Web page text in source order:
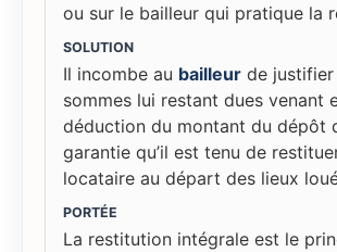
ou sur le bailleur qui pratique la
SOLUTION
Il incombe au bailleur de justifier
sommes lui restant dues venant
déduction du montant du dépôt
garantie qu’il est tenu de
locataire au départ des lieux
PORTÉE
La restitution intégrale est le